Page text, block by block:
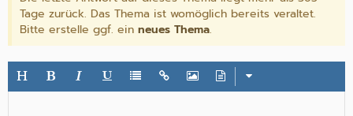
Tage zurück. Das Thema ist womöglich bereits veraltet.
Bitte erstelle ggf. ein neues Thema.